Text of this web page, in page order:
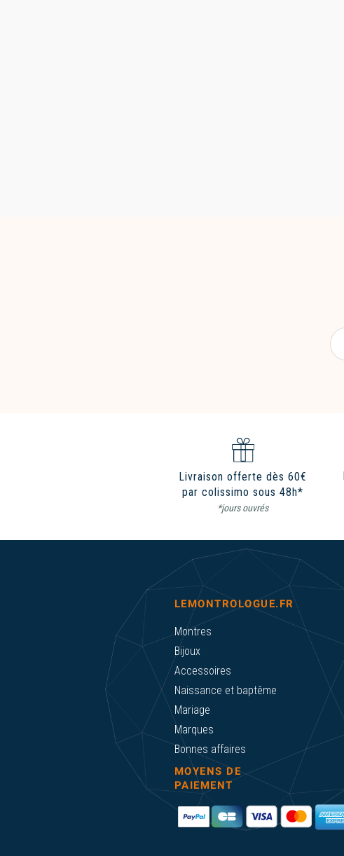
Livraison offerte dès 60€
par colissimo sous 48h*
*jours ouvrés
LEMONTROLOGUE.FR
Montres
Bijoux
Accessoires
Naissance et baptême
Mariage
Marques
Bonnes affaires
MOYENS DE
PAIEMENT